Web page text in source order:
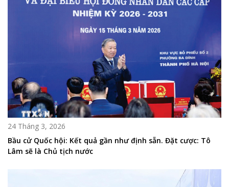
24 Tháng 3, 2026
Bầu cử Quốc hội: Kết quả gần như định sẵn. Đặt cược: Tô
Lâm sẽ là Chủ tịch nước